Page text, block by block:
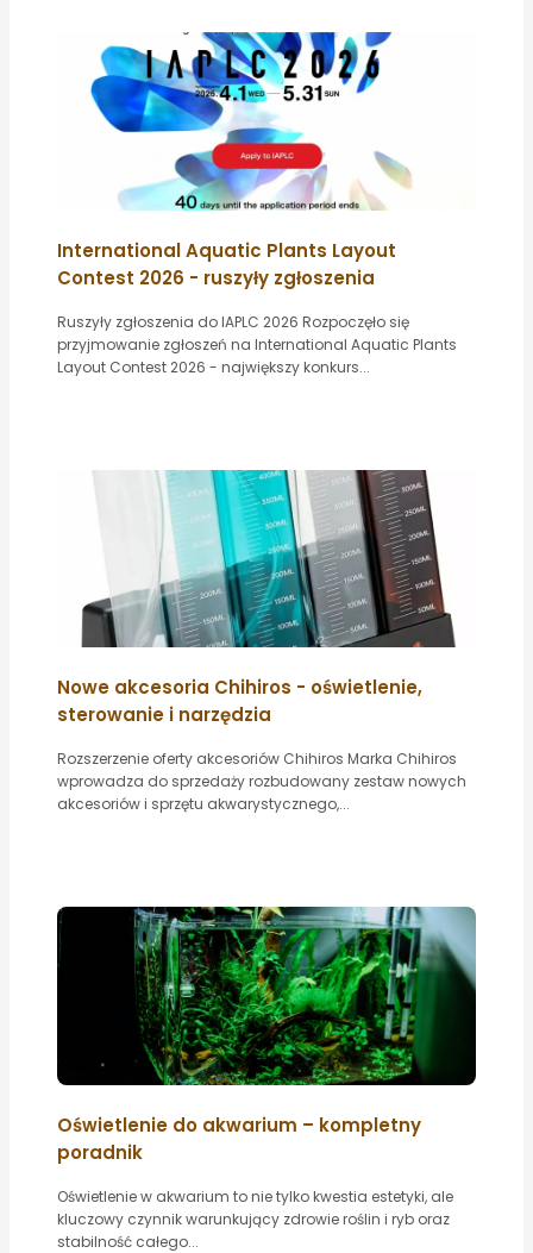
International Aquatic Plants Layout
Contest 2026 - ruszyły zgłoszenia
Ruszyły zgłoszenia do IAPLC 2026 Rozpoczęło się
przyjmowanie zgłoszeń na International Aquatic Plants
Layout Contest 2026 - największy konkurs...
Nowe akcesoria Chihiros - oświetlenie,
sterowanie i narzędzia
Rozszerzenie oferty akcesoriów Chihiros Marka Chihiros
wprowadza do sprzedaży rozbudowany zestaw nowych
akcesoriów i sprzętu akwarystycznego,...
Oświetlenie do akwarium – kompletny
poradnik
Oświetlenie w akwarium to nie tylko kwestia estetyki, ale
kluczowy czynnik warunkujący zdrowie roślin i ryb oraz
stabilność całego...